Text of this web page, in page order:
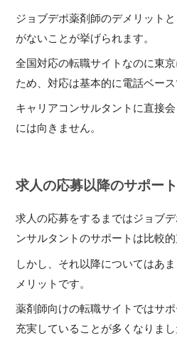
ジョブデポ薬剤師のデメリット
がないことが挙げられます。
全国対応の転職サイトなのに東
ため、対応は基本的に電話ベース
キャリアコンサルタントに直接
には向きません。
求人の応募以降のサポー
求人の応募をするまではジョブ
ンサルタントのサポートは比較的
しかし、それ以降についてはあ
メリットです。
薬剤師向けの転職サイトではサ
充実していることが多くなりまし